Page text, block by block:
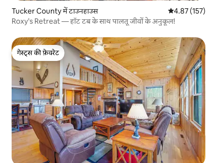
Tucker County में टाउनहाउस औसत रेटिंग 5 में से
4.87 (157)
Roxy's Retreat — हॉट टब के साथ पालतू जीवों के अनुकूल!
गेस्ट्स की फ़ेवरेट
गेस्ट्स की फ़ेवरेट